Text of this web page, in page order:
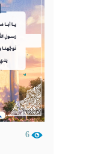
6